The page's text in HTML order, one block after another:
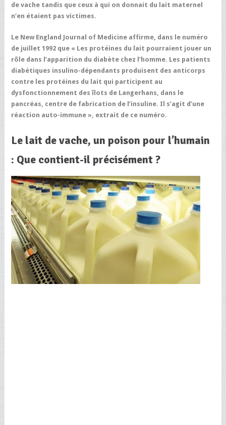
de vache tandis que ceux à qui on donnait du lait maternel
n’en étaient pas victimes.
Le New England Journal of Medicine affirme, dans le numéro
de juillet 1992 que « Les protéines du lait pourraient jouer un
rôle dans l’apparition du diabète chez l’homme. Les patients
diabétiques insulino-dépendants produisent des anticorps
contre les protéines du lait qui participent au
dysfonctionnement des îlots de Langerhans, dans le
pancréas, centre de fabrication de l’insuline. Il s’agit d’une
réaction auto-immune », extrait de ce numéro.
Le lait de vache, un poison pour l’humain
: Que contient-il précisément ?